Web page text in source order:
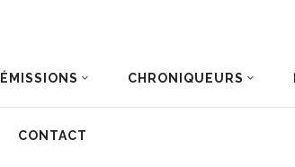
ÉMISSIONS CHRONIQUEURS
CONTACT